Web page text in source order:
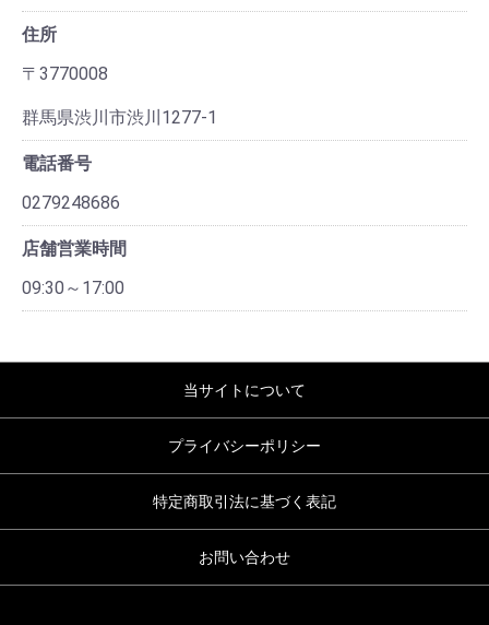
住所
〒3770008
群馬県渋川市渋川1277-1
電話番号
0279248686
店舗営業時間
09:30～17:00
当サイトについて
プライバシーポリシー
特定商取引法に基づく表記
お問い合わせ